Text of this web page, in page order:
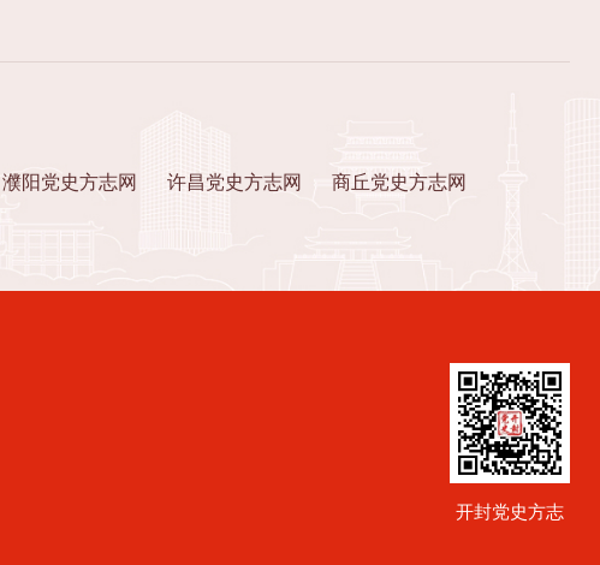
濮阳党史方志网 许昌党史方志网 商丘党史方志网
开封党史方志